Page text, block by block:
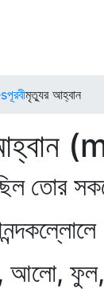
পূরবীমৃত্যুর আহ্বান
তোর
আলো, ফুল,